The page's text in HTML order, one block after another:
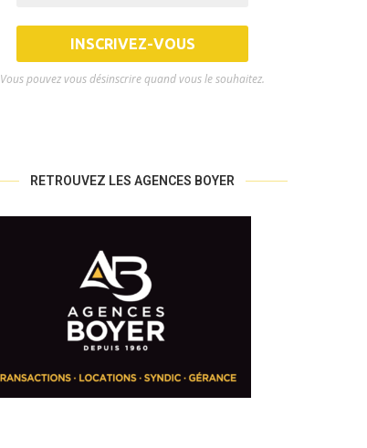
Vous pouvez vous désinscrire quand vous le souhaitez.
RETROUVEZ LES AGENCES BOYER